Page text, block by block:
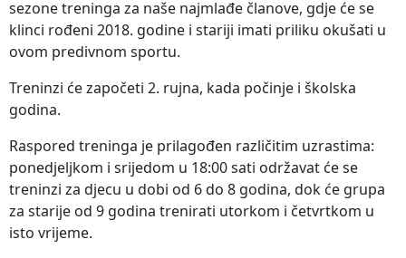
sezone treninga za naše najmlađe članove, gdje će se
klinci rođeni 2018. godine i stariji imati priliku okušati u
ovom predivnom sportu.
Treninzi će započeti 2. rujna, kada počinje i školska
godina.
Raspored treninga je prilagođen različitim uzrastima:
ponedjeljkom i srijedom u 18:00 sati održavat će se
treninzi za djecu u dobi od 6 do 8 godina, dok će grupa
za starije od 9 godina trenirati utorkom i četvrtkom u
isto vrijeme.